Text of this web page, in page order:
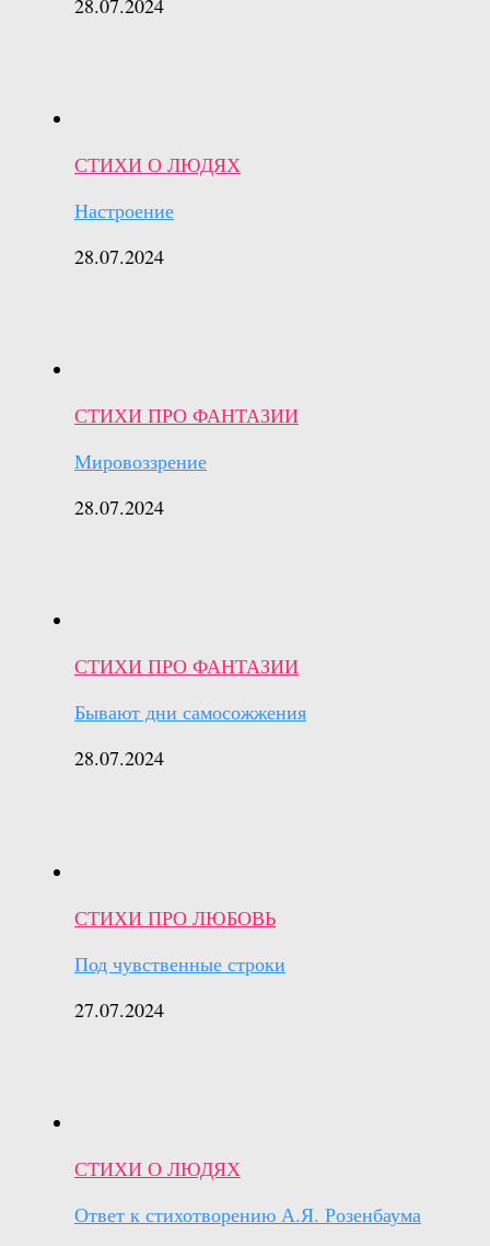
СТИХИ О ЛЮДЯХ
Настроение
28.07.2024
СТИХИ ПРО ФАНТАЗИИ
Мировоззрение
28.07.2024
СТИХИ ПРО ФАНТАЗИИ
Бывают дни самосожжения
28.07.2024
СТИХИ ПРО ЛЮБОВЬ
Под чувственные строки
27.07.2024
СТИХИ О ЛЮДЯХ
Ответ к стихотворению А.Я. Розенбаума